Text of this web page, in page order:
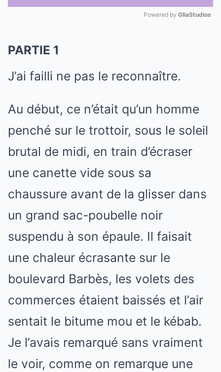
Powered by GliaStudios
PARTIE 1
J’ai failli ne pas le reconnaître.
Au début, ce n’était qu’un homme
penché sur le trottoir, sous le soleil
brutal de midi, en train d’écraser
une canette vide sous sa
chaussure avant de la glisser dans
un grand sac-poubelle noir
suspendu à son épaule. Il faisait
une chaleur écrasante sur le
boulevard Barbès, les volets des
commerces étaient baissés et l’air
sentait le bitume mou et le kébab.
Je l’avais remarqué sans vraiment
le voir, comme on remarque une